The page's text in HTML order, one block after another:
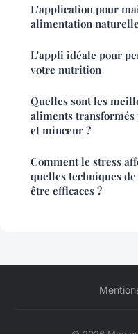
L'application pour
alimentation naturelle
L'appli idéale pour
votre nutrition
Quelles sont les
aliments
et minceur ?
Comment le stress
quelles techniques
être efficaces ?